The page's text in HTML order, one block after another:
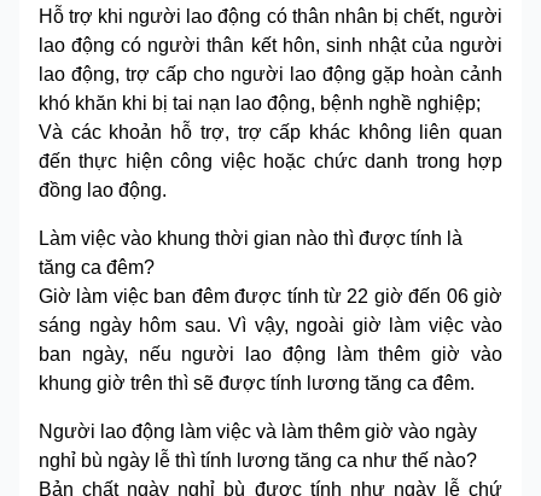
Hỗ trợ khi người lao động có thân nhân bị chết, người
lao động có người thân kết hôn, sinh nhật của người
lao động, trợ cấp cho người lao động gặp hoàn cảnh
khó khăn khi bị tai nạn lao động, bệnh nghề nghiệp;
Và các khoản hỗ trợ, trợ cấp khác không liên quan
đến thực hiện công việc hoặc chức danh trong hợp
đồng lao động.
Làm việc vào khung thời gian nào thì được tính là
tăng ca đêm?
Giờ làm việc ban đêm được tính từ 22 giờ đến 06 giờ
sáng ngày hôm sau. Vì vậy, ngoài giờ làm việc vào
ban ngày, nếu người lao động làm thêm giờ vào
khung giờ trên thì sẽ được tính lương tăng ca đêm.
Người lao động làm việc và làm thêm giờ vào ngày
nghỉ bù ngày lễ thì tính lương tăng ca như thế nào?
Bản chất ngày nghỉ bù được tính như ngày lễ chứ